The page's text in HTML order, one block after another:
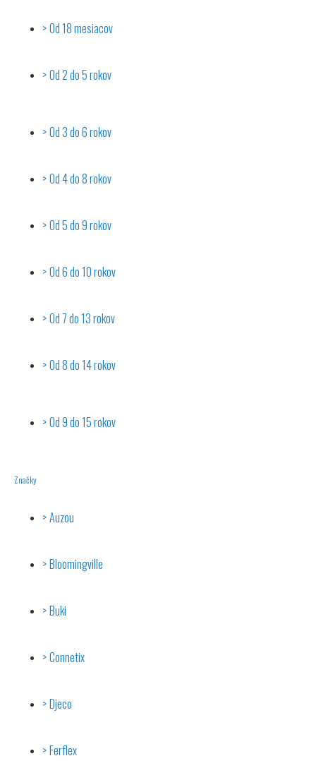
Od 18 mesiacov
Od 2 do 5 rokov
Od 3 do 6 rokov
Od 4 do 8 rokov
Od 5 do 9 rokov
Od 6 do 10 rokov
Od 7 do 13 rokov
Od 8 do 14 rokov
Od 9 do 15 rokov
Značky
Auzou
Bloomingville
Buki
Connetix
Djeco
Ferflex